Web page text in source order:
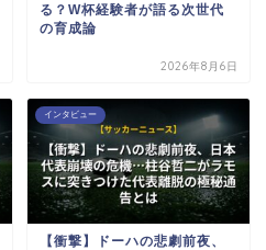
る？W杯経験者が語る次世代
の育成論
2026年8月6日
インタビュー
【衝撃】ドーハの悲劇前夜、